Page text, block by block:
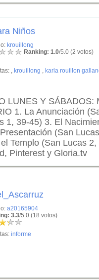
Niños
krouillong
Ranking: 1.0/5.0 (2 votos)
, krouillong , karla rouillon
LUNES Y SÁBADOS:
1. La Anunciación
1, 39-45) 3. El
(San
Templo (San Lucas
Pinterest y Gloria.tv
a20165904
3.3/5.0 (18 votos)
informe